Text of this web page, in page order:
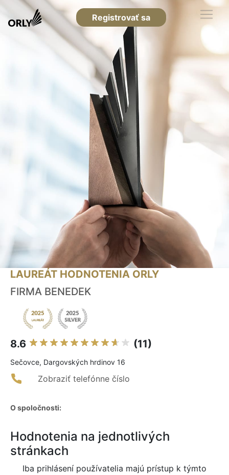
Registrovať sa
LAUREÁT HODNOTENIA ORLY
FIRMA BENEDEK
8.6 (11)
Sečovce, Dargovských hrdinov 16
Zobraziť telefónne číslo
O spoločnosti:
Hodnotenia na jednotlivých
stránkach
Iba prihlásení používatelia majú prístup k týmto